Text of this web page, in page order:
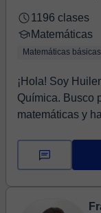
1196 clases
Matemáticas
Matemáticas básicas
¡Hola! Soy
Química. Busco
matemáticas y